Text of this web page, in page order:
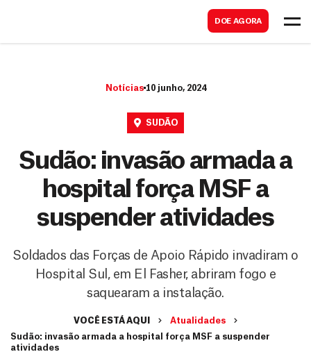
DOE AGORA
r
Notícias 10 junho, 2024
SUDÃO
Sudão: invasão armada a
hospital força MSF a
suspender atividades
Soldados das Forças de Apoio Rápido invadiram o
Hospital Sul, em El Fasher, abriram fogo e
saquearam a instalação.
VOCÊ ESTÁ AQUI
Atualidades
Sudão: invasão armada a hospital força MSF a suspender
atividades
a
r